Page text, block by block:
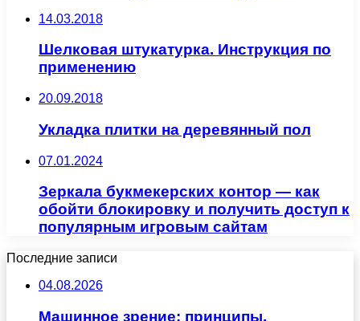
14.03.2018
Шелковая штукатурка. Инструкция по
применению
20.09.2018
Укладка плитки на деревянный пол
07.01.2024
Зеркала букмекерских контор — как
обойти блокировку и получить доступ к
популярным игровым сайтам
Последние записи
04.08.2026
Машинное зрение: принципы,